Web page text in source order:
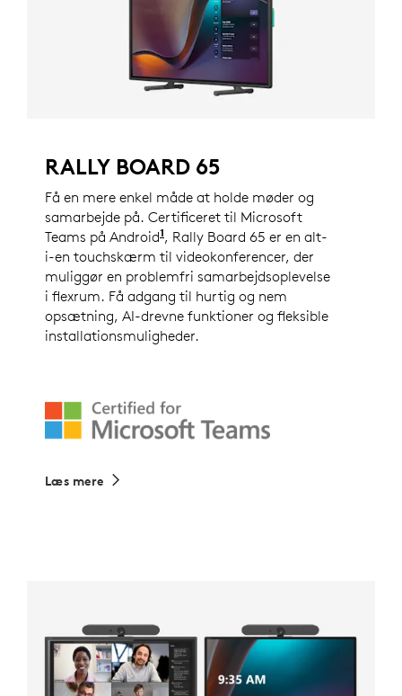
RALLY BOARD 65
Få en mere enkel måde at holde møder og
samarbejde på. Certificeret til Microsoft
Teams på Android1Certificering til Microsoft Teams
, Rally Board 65 er en alt-
i-en touchskærm til videokonferencer, der
muliggør en problemfri samarbejdsoplevelse
i flexrum. Få adgang til hurtig og nem
opsætning, AI-drevne funktioner og fleksible
installationsmuligheder.
Læs mere